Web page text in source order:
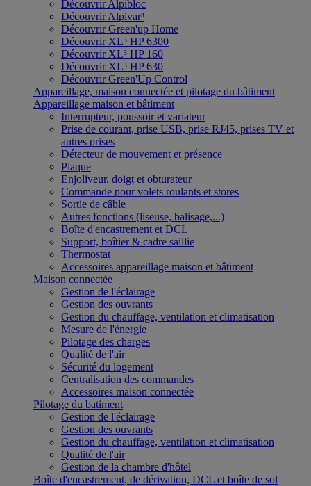
Découvrir Alpibloc
Découvrir Alpivar³
Découvrir Green'up Home
Découvrir XL³ HP 6300
Découvrir XL³ HP 160
Découvrir XL³ HP 630
Découvrir Green'Up Control
Appareillage, maison connectée et pilotage du bâtiment
Appareillage maison et bâtiment
Interrupteur, poussoir et variateur
Prise de courant, prise USB, prise RJ45, prises TV et
autres prises
Détecteur de mouvement et présence
Plaque
Enjoliveur, doigt et obturateur
Commande pour volets roulants et stores
Sortie de câble
Autres fonctions (liseuse, balisage,...)
Boîte d'encastrement et DCL
Support, boîtier & cadre saillie
Thermostat
Accessoires appareillage maison et bâtiment
Maison connectée
Gestion de l'éclairage
Gestion des ouvrants
Gestion du chauffage, ventilation et climatisation
Mesure de l'énergie
Pilotage des charges
Qualité de l'air
Sécurité du logement
Centralisation des commandes
Accessoires maison connectée
Pilotage du batiment
Gestion de l'éclairage
Gestion des ouvrants
Gestion du chauffage, ventilation et climatisation
Qualité de l'air
Gestion de la chambre d'hôtel
Boîte d'encastrement, de dérivation, DCL et boîte de sol